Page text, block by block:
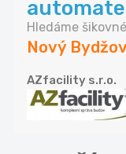
Hledáme
Nový Bydžov
AZfacility s.r.o.